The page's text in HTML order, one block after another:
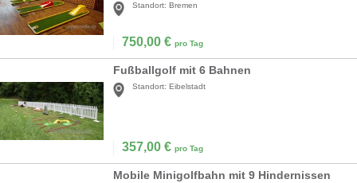
Standort: Bremen
750,00 € pro Tag
Fußballgolf mit 6 Bahnen
Standort: Eibelstadt
357,00 € pro Tag
Mobile Minigolfbahn mit 9 Hindernissen